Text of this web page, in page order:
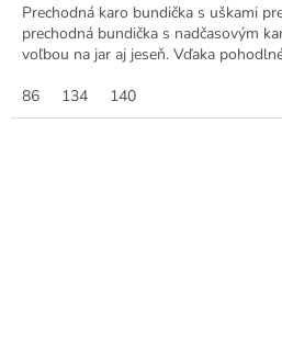
Prechodná karo bundička s uškami
prechodná bundička s nadčasovým
voľbou na jar aj jeseň. Vďaka
86
134 140